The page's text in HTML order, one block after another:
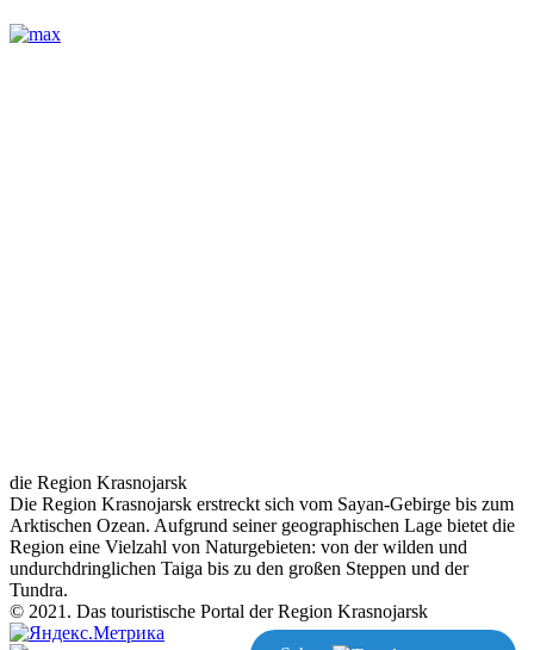
die Region Krasnojarsk
Die Region Krasnojarsk erstreckt sich vom Sayan-Gebirge bis zum
Arktischen Ozean. Aufgrund seiner geographischen Lage bietet die
Region eine Vielzahl von Naturgebieten: von der wilden und
undurchdringlichen Taiga bis zu den großen Steppen und der
Tundra.
© 2021. Das touristische Portal der Region Krasnojarsk